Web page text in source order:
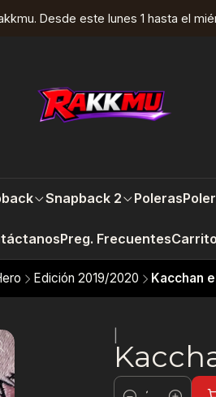
Snapback 2 Poleras
Preg. FrecuentesCarrito
Desde este lunes 1 hasta el
Edición 2019/2020 Kacchan